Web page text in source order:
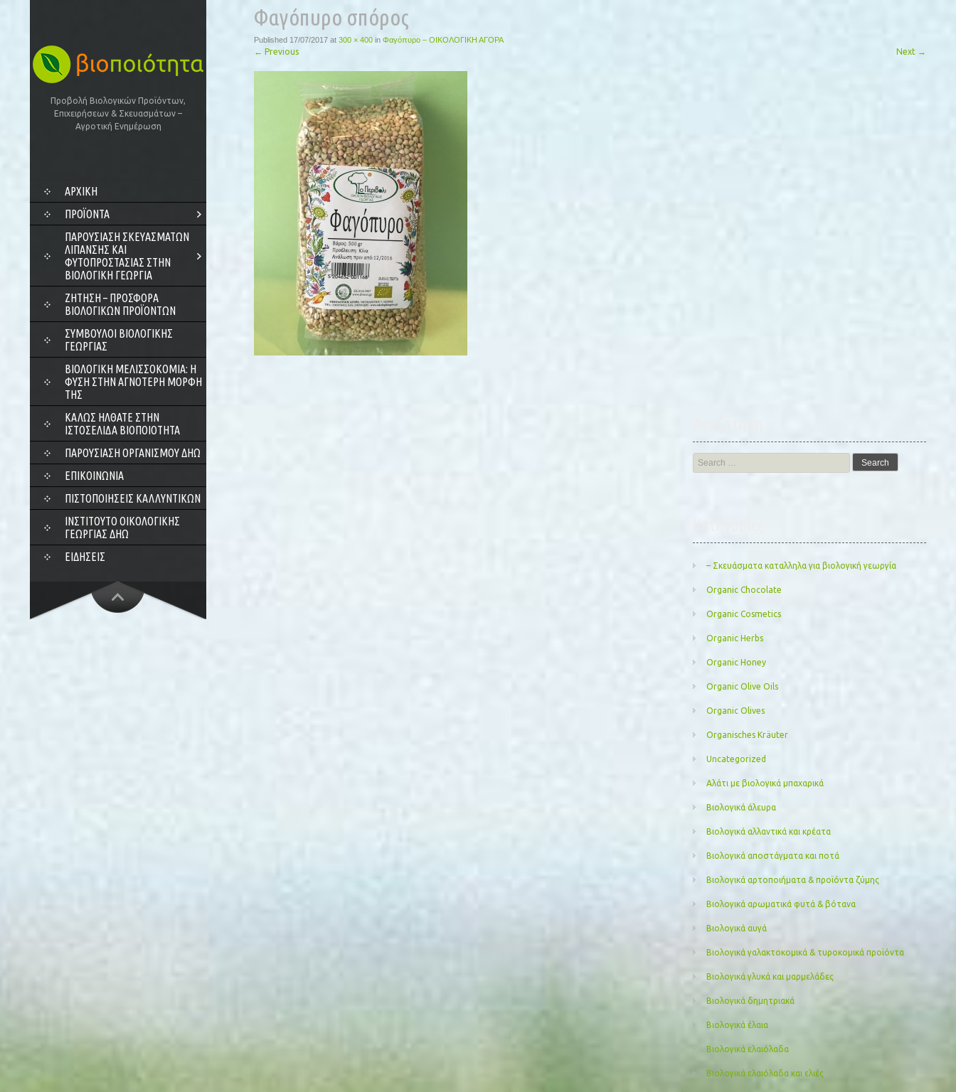
Προβολή Βιολογικών Προϊόντων,
Επιχειρήσεων & Σκευασμάτων –
Αγροτική Ενημέρωση
SKIP
CONTENT
ΑΡΧΙΚΗ
ΠΡΟΪΌΝΤΑ
ΠΑΡΟΥΣΊΑΣΗ ΣΚΕΥΑΣΜΆΤΩΝ
ΛΊΠΑΝΣΗΣ ΚΑΙ
ΦΥΤΟΠΡΟΣΤΑΣΊΑΣ ΣΤΗΝ
ΒΙΟΛΟΓΙΚΉ ΓΕΩΡΓΊΑ
ΖΗΤΗΣΗ – ΠΡΟΣΦΟΡΑ
ΒΙΟΛΟΓΙΚΩΝ ΠΡΟΪΟΝΤΩΝ
ΣΎΜΒΟΥΛΟΙ ΒΙΟΛΟΓΙΚΉΣ
ΓΕΩΡΓΊΑΣ
ΒΙΟΛΟΓΙΚΉ ΜΕΛΙΣΣΟΚΟΜΊΑ: Η
ΦΎΣΗ ΣΤΗΝ ΑΓΝΌΤΕΡΗ ΜΟΡΦΉ
ΤΗΣ
ΚΑΛΏΣ ΉΛΘΑΤΕ ΣΤΗΝ
ΙΣΤΟΣΕΛΊΔΑ ΒΙΟΠΟΙΌΤΗΤΑ
ΠΑΡΟΥΣΊΑΣΗ ΟΡΓΑΝΙΣΜΟΎ ΔΗΩ
ΕΠΙΚΟΙΝΩΝΊΑ
ΠΙΣΤΟΠΟΙΉΣΕΙΣ ΚΑΛΛΥΝΤΙΚΏΝ
ΙΝΣΤΙΤΟΎΤΟ ΟΙΚΟΛΟΓΙΚΉΣ
ΓΕΩΡΓΊΑΣ ΔΗΩ
ΕΙΔΉΣΕΙΣ
Φαγόπυρο σπόρος
Published 17/07/2017 at 300 × 400 in Φαγόπυρο – ΟΙΚΟΛΟΓΙΚΗ ΑΓΟΡΑ
← Previous Next →
Search
for:
– Σκευάσματα καταλληλα για βιολογική γεωργία
Organic Chocolate
Organic Cosmetics
Organic Herbs
Organic Honey
Organic Olive Oils
Organic Olives
Organisches Kräuter
Uncategorized
Αλάτι με βιολογικά μπαχαρικά
Βιολογικά άλευρα
Βιολογικά αλλαντικά και κρέατα
Βιολογικά αποστάγματα και ποτά
Βιολογικά αρτοποιήματα & προϊόντα ζύμης
Βιολογικά αρωματικά φυτά & βότανα
Βιολογικά αυγά
Βιολογικά γαλακτοκομικά & τυροκομικά προϊόντα
Βιολογικά γλυκά και μαρμελάδες
Βιολογικά δημητριακά
Βιολογικά έλαια
Βιολογικά ελαιόλαδα
Βιολογικά ελαιόλαδα και ελιές